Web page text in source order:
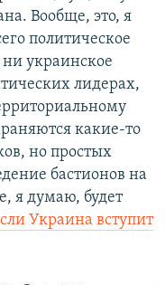
Вообще, это, я
политическое
украинское
лидерах,
какие-то
но простых
бастионов на
я думаю, будет
Украина вступит